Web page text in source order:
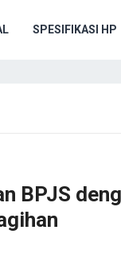
SPESIFIKASI HP
BPJS